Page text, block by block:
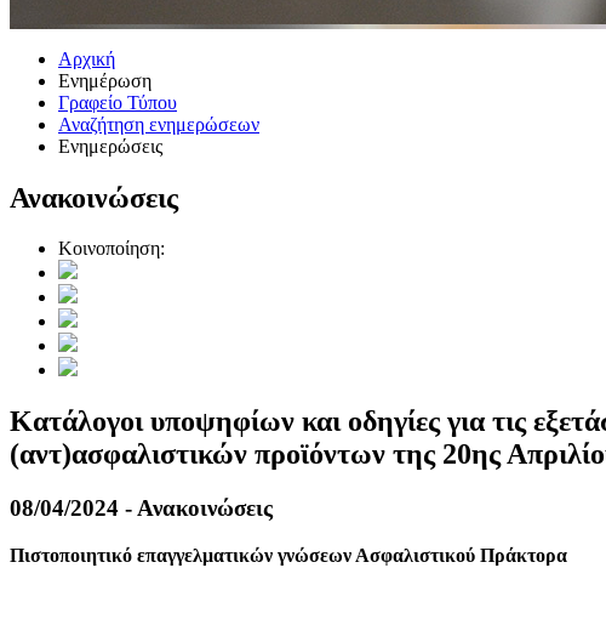
Αρχική
Ενημέρωση
Γραφείο Τύπου
Αναζήτηση ενημερώσεων
Ενημερώσεις
Ανακοινώσεις
Κοινοποίηση:
Κατάλογοι υποψηφίων και οδηγίες για τις
(αντ)ασφαλιστικών προϊόντων της 20ης
08/04/2024 - Ανακοινώσεις
Πιστοποιητικό επαγγελματικών γνώσεων Ασφαλιστικού Πράκτορα